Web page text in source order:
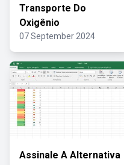
Transporte Do
Oxigênio
07 September 2024
Assinale A Alternativa